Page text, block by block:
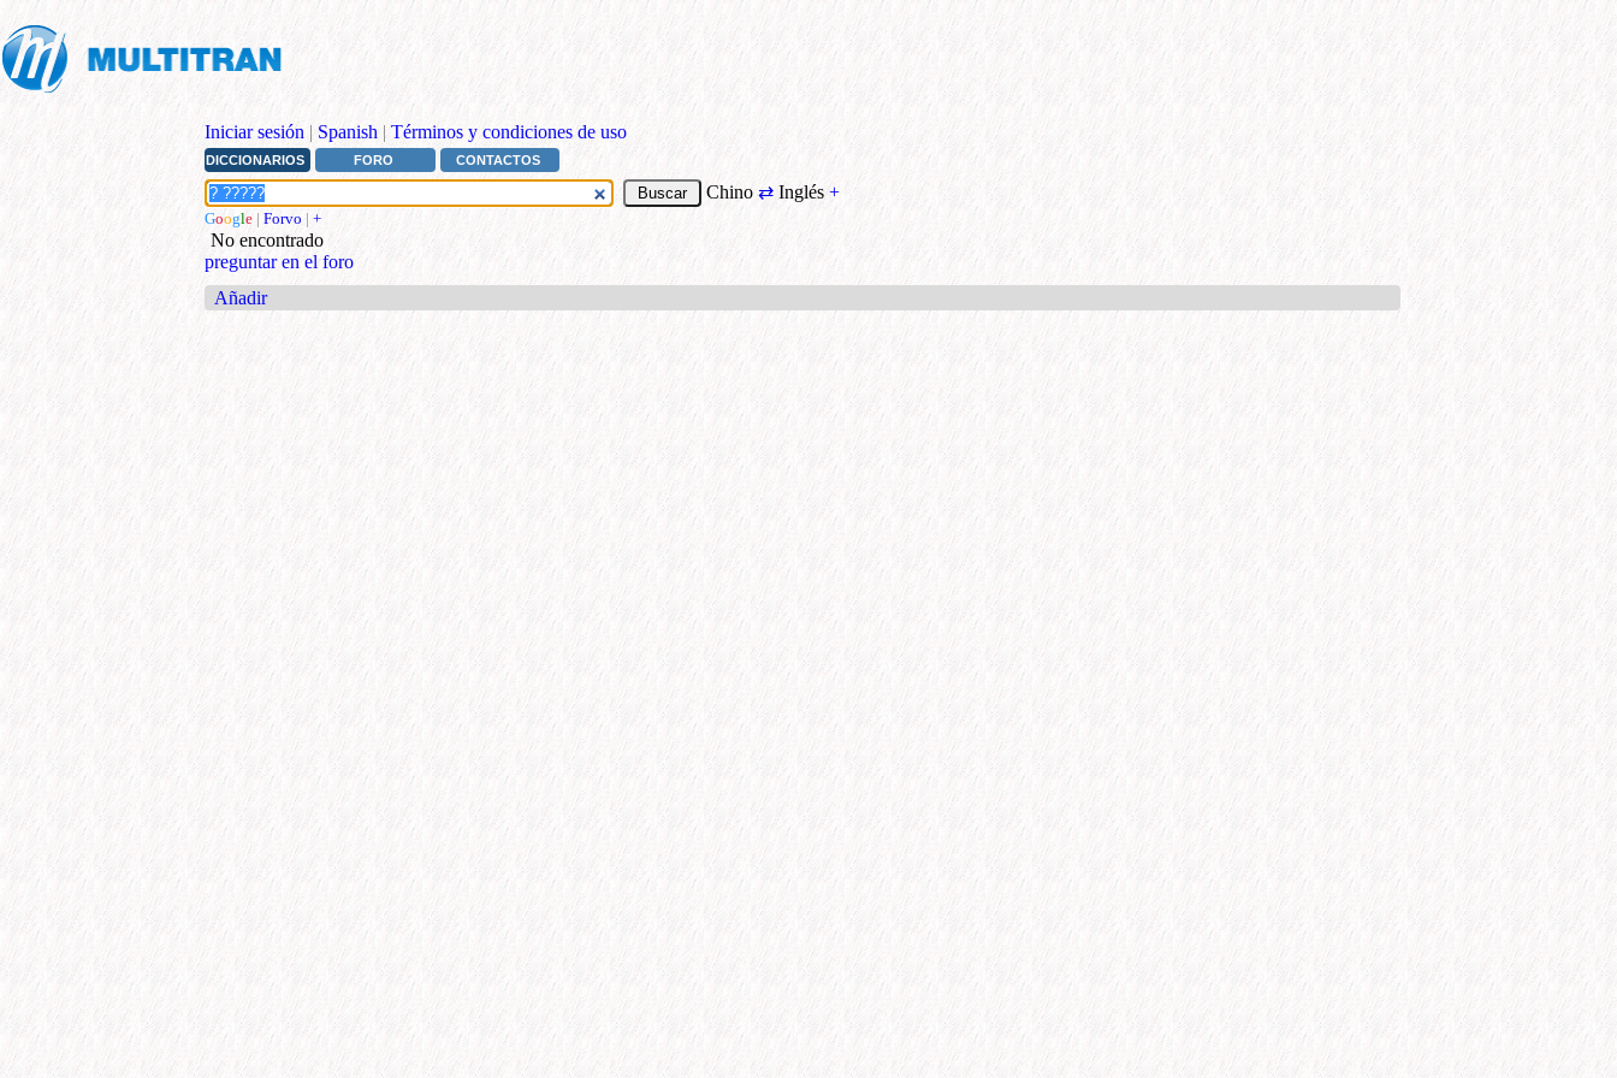
Iniciar sesión | Spanish | Términos y condiciones de uso
DICCIONARIOS FORO CONTACTOS
Chino⇄ Inglés +
Google | Forvo | +
No encontrado
preguntar en el foro
Añadir